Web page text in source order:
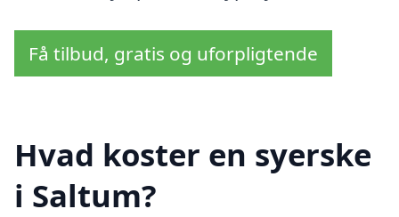
Få tilbud, gratis og uforpligtende
Hvad koster en syerske
i Saltum?